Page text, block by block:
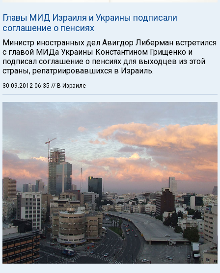
Главы МИД Израиля и Украины подписали
соглашение о пенсиях
Министр иностранных дел Авигдор Либерман встретился
с главой МИДа Украины Константином Грищенко и
подписал соглашение о пенсиях для выходцев из этой
страны, репатриировавшихся в Израиль.
30.09.2012 06:35 // В Израиле